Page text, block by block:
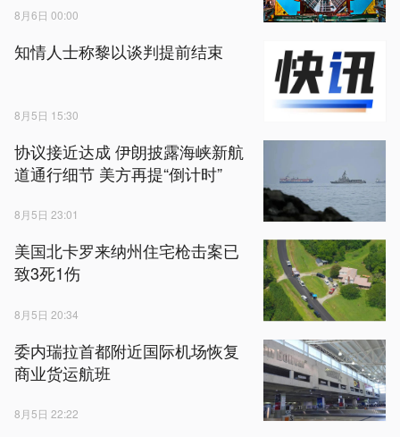
8月6日 00:00
知情人士称黎以谈判提前结束
8月5日 15:30
协议接近达成 伊朗披露海峡新航
道通行细节 美方再提“倒计时”
8月5日 23:01
美国北卡罗来纳州住宅枪击案已
致3死1伤
8月5日 20:34
委内瑞拉首都附近国际机场恢复
商业货运航班
8月5日 22:22